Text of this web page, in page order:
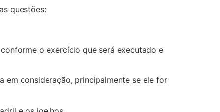
questões:
o exercício que será executado e
em consideração, principalmente se ele for